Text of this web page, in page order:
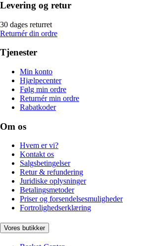
Levering og retur
30 dages returret
Returnér din ordre
Tjenester
Min konto
Hjælpecenter
Følg min ordre
Returnér min ordre
Rabatkoder
Om os
Hvem er vi?
Kontakt os
Salgsbetingelser
Retur & refundering
Juridiske oplysninger
Betalingsmetoder
Priser og forsendelsesmuligheder
Fortrolighedserklæring
Vores butikker